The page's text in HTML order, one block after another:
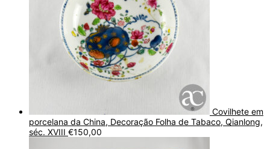
Covilhete em
porcelana da China, Decoração Folha de Tabaco, Qianlong,
séc. XVIII €150,00